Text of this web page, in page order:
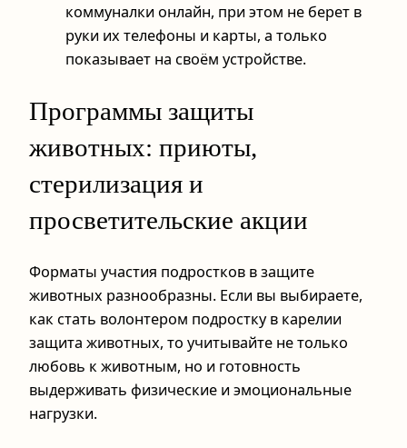
коммуналки онлайн, при этом не берет в
руки их телефоны и карты, а только
показывает на своём устройстве.
Программы защиты
животных: приюты,
стерилизация и
просветительские акции
Форматы участия подростков в защите
животных разнообразны. Если вы выбираете,
как стать волонтером подростку в карелии
защита животных, то учитывайте не только
любовь к животным, но и готовность
выдерживать физические и эмоциональные
нагрузки.